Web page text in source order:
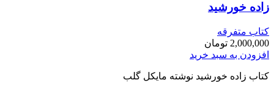
زاده خورشید
کتاب متفرقه
2,000,000 تومان
افزودن به سبد خرید
کتاب زاده خورشید نوشته مایکل گلب